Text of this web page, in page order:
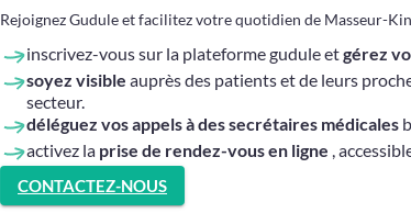
Rejoignez Gudule et facilitez votre quotidien de Masseur-
inscrivez-vous sur la plateforme gudule etgérez
soyez visible auprès des patients et de leurs
secteur.
déléguez vos appels à des secrétaires médicales
activez la prise de rendez-vous en ligne ,
CONTACTEZ-NOUS